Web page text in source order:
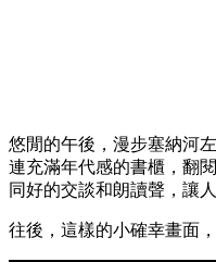
悠閒的午後，漫步塞納河
連充滿年代感的書櫃，翻
同好的交談和朗讀聲，讓
往後，這樣的小確幸畫面